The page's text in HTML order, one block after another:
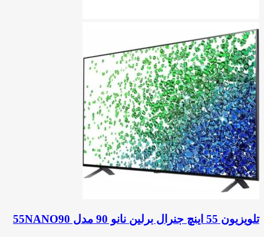
تلویزیون 55 اینچ جنرال برلین نانو 90 مدل 55NANO90